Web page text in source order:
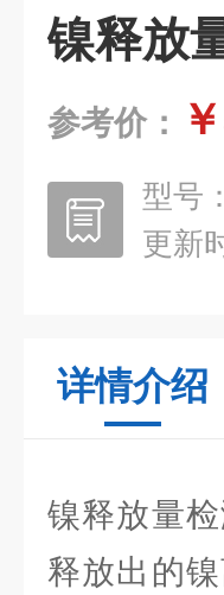
镍释放
参考价：
型号：
更新
详情介绍
镍释放量
释放出的